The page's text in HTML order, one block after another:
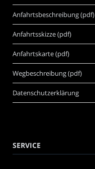
Anfahrtsbeschreibung (pdf)
Anfahrtsskizze (pdf)
Anfahrtskarte (pdf)
Wegbeschreibung (pdf)
Datenschutzerklärung
SERVICE